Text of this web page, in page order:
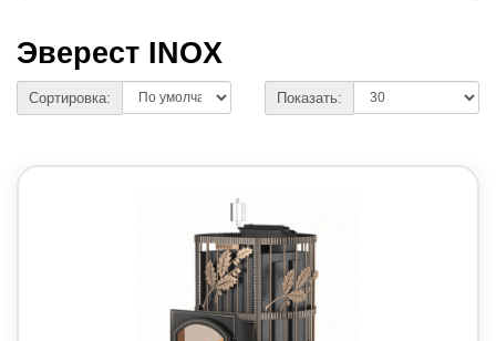
Эверест INOX
Сортировка: Показать: